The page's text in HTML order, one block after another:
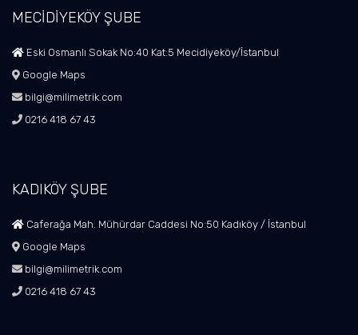
MECİDİYEKÖY ŞUBE
Eski Osmanlı Sokak No:40 Kat:5 Mecidiyeköy/İstanbul
Google Maps
bilgi@milimetrik.com
0216 418 67 43
KADIKÖY ŞUBE
Caferağa Mah. Mühürdar Caddesi No:50 Kadıköy / İstanbul
Google Maps
bilgi@milimetrik.com
0216 418 67 43